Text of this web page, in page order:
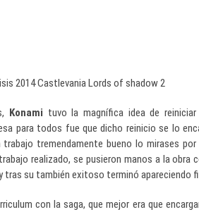
Konami tuvo la magnífica idea de
para todos fue que dicho reinicio se lo
trabajo tremendamente bueno lo mirases
realizado, se pusieron manos a la
tras su también exitoso terminó apareciendo
con la saga, que mejor era que